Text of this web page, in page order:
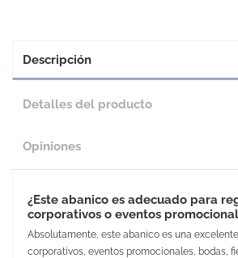
Descripción
Detalles del producto
Opiniones
¿Este abanico es adecuado para
corporativos o eventos
Absolutamente, este abanico es una
corporativos, eventos promocionales, bodas,